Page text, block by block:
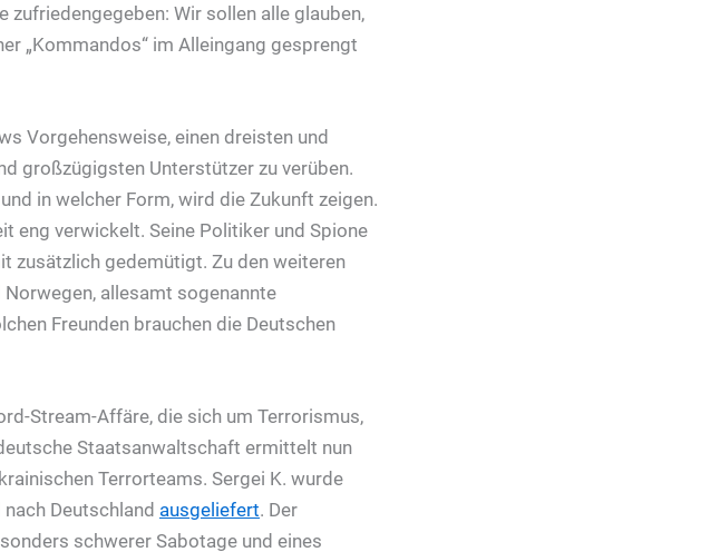
Wir sollen alle glauben,
„Kommandos“ im Alleingang gesprengt
Vorgehensweise, einen dreisten und
großzügigsten Unterstützer zu verüben.
in welcher Form, wird die Zukunft zeigen.
eng verwickelt. Seine Politiker und Spione
zusätzlich gedemütigt. Zu den weiteren
Norwegen, allesamt sogenannte
Freunden brauchen die Deutschen
Stream-Affäre, die sich um Terrorismus,
Staatsanwaltschaft ermittelt nun
Terrorteams. Sergei K. wurde
Deutschland ausgeliefert. Der
schwerer Sabotage und eines